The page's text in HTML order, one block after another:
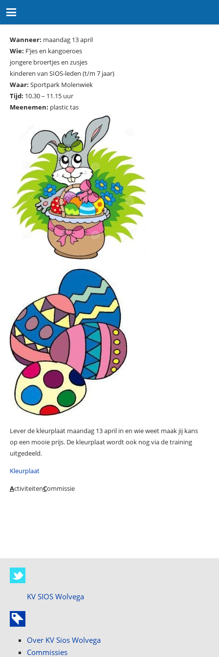
Wanneer: maandag 13 april
Wie: F’jes en kangoeroes
jongere broertjes en zusjes
kinderen van SIOS-leden (t/m 7 jaar)
Waar: Sportpark Molenwiek
Tijd: 10.30 – 11.15 uur
Meenemen: plastic tas
Lever de kleurplaat maandag 13 april in en wie weet maak jij kans
op een mooie prijs. De kleurplaat wordt ook nog via de training
uitgedeeld.
Kleurplaat
ActiviteitenCommissie
KV SIOS Wolvega
Over KV Sios Wolvega
Commissies